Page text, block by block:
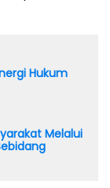
Hukum
Melalui